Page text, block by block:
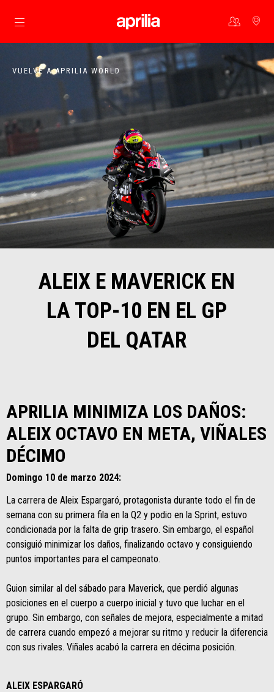
Ir al contenido principal
VUELVE A APRILIA WORLD
ALEIX E MAVERICK EN
LA TOP-10 EN EL GP
DEL QATAR
APRILIA MINIMIZA LOS DAÑOS:
ALEIX OCTAVO EN META, VIÑALES
DÉCIMO
Domingo 10 de marzo 2024:
La carrera de Aleix Espargaró, protagonista durante todo el fin de
semana con su primera fila en la Q2 y podio en la Sprint, estuvo
condicionada por la falta de grip trasero. Sin embargo, el español
consiguió minimizar los daños, finalizando octavo y consiguiendo
puntos importantes para el campeonato.
Guion similar al del sábado para Maverick, que perdió algunas
posiciones en el cuerpo a cuerpo inicial y tuvo que luchar en el
grupo. Sin embargo, con señales de mejora, especialmente a mitad
de carrera cuando empezó a mejorar su ritmo y reducir la diferencia
con sus rivales. Viñales acabó la carrera en décima posición.
ALEIX ESPARGARÓ